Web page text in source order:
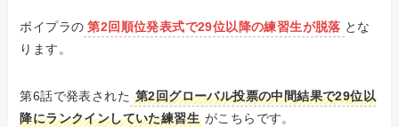
ボイプラの 第2回順位発表式で29位以降の練習生が脱落 とな
ります。
第6話で発表された 第2回グローバル投票の中間結果で29位以
降にランクインしていた練習生 がこちらです。